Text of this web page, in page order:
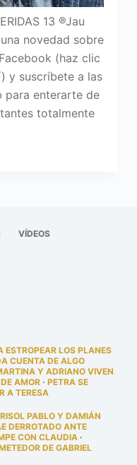
13 ®Jau
novedad sobre
(haz clic
y suscríbete a las
para enterarte de
totalmente
VÍDEOS
ESTROPEAR LOS PLANES
CUENTA DE ALGO
Y ADRIANO VIVEN
AMOR· PETRA SE
A TERESA
PABLO Y DAMIÁN
DERROTADO ANTE
CON CLAUDIA·
DE GABRIEL